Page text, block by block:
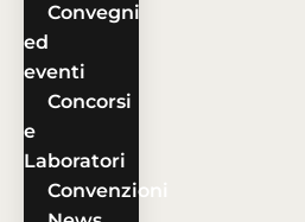
Convegni
ed
eventi
Concorsi
e
Laboratori
Convenzioni